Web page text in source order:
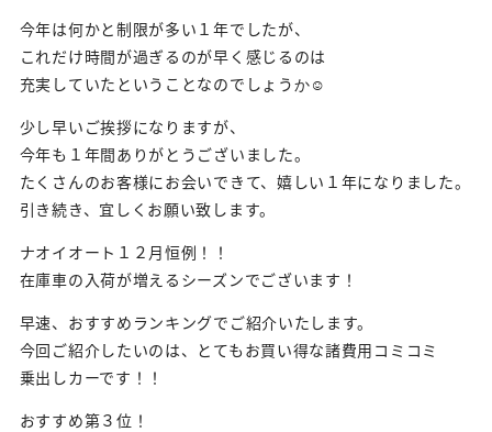
今年は何かと制限が多い１年でしたが、
これだけ時間が過ぎるのが早く感じるのは
充実していたということなのでしょうか☺
少し早いご挨拶になりますが、
今年も１年間ありがとうございました。
たくさんのお客様にお会いできて、嬉しい１年になりました。
引き続き、宜しくお願い致します。
ナオイオート１２月恒例！！
在庫車の入荷が増えるシーズンでございます！
早速、おすすめランキングでご紹介いたします。
今回ご紹介したいのは、とてもお買い得な諸費用コミコミ
乗出しカーです！！
おすすめ第３位！